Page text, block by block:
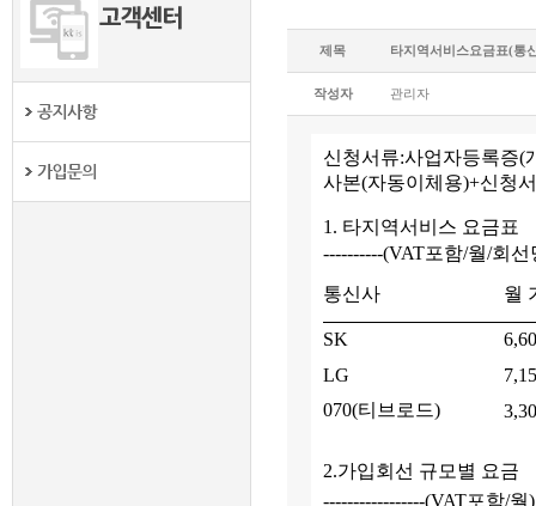
제목 타지역서비스요금표(통
작성자 관리자
신청서류:사업자등록증(
사본(자동이체용)+신청
1. 타지역서비스 요금표
----------(VAT포함/월/회선
통신사
월
SK
LG
070(티브로드)
2.가입회선 규모별 요금
-----------------(VAT포함/월)